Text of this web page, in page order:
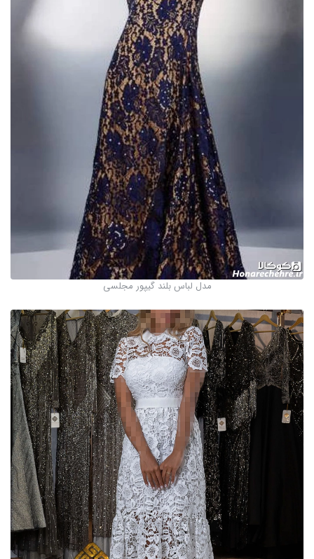
مدل لباس بلند گیپور مجلسی